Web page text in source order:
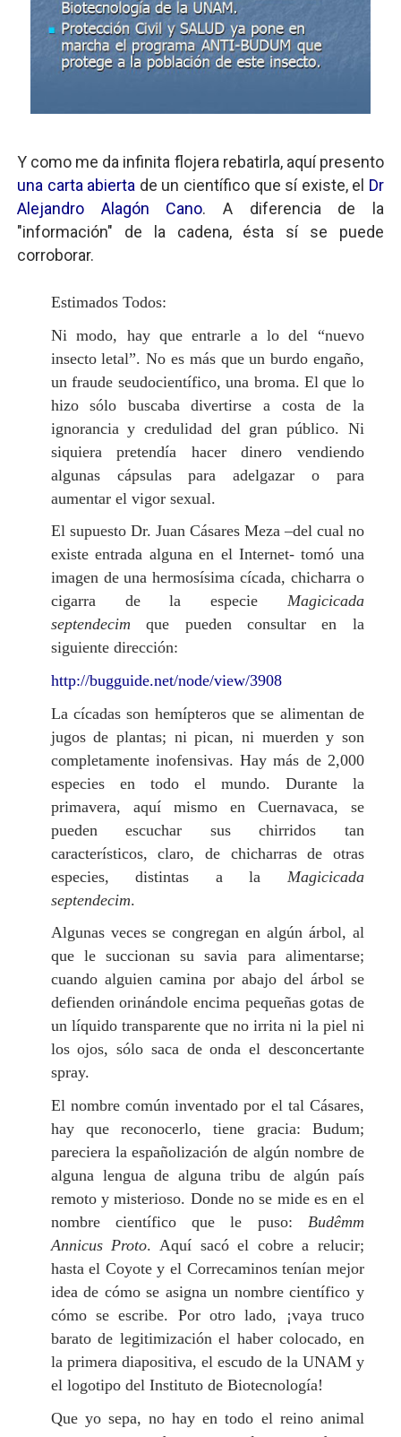
Y como me da infinita flojera rebatirla, aquí presento
una carta abierta de un científico que sí existe, el Dr
Alejandro Alagón Cano. A diferencia de la
"información" de la cadena, ésta sí se puede
corroborar.
Estimados Todos:
Ni modo, hay que entrarle a lo del “nuevo
insecto letal”. No es más que un burdo engaño,
un fraude seudocientífico, una broma. El que lo
hizo sólo buscaba divertirse a costa de la
ignorancia y credulidad del gran público. Ni
siquiera pretendía hacer dinero vendiendo
algunas cápsulas para adelgazar o para
aumentar el vigor sexual.
El supuesto Dr. Juan Cásares Meza –del cual no
existe entrada alguna en el Internet- tomó una
imagen de una hermosísima cícada, chicharra o
cigarra de la especie Magicicada
septendecim que pueden consultar en la
siguiente dirección:
http://bugguide.net/node/view/3908
La cícadas son hemípteros que se alimentan de
jugos de plantas; ni pican, ni muerden y son
completamente inofensivas. Hay más de 2,000
especies en todo el mundo. Durante la
primavera, aquí mismo en Cuernavaca, se
pueden escuchar sus chirridos tan
característicos, claro, de chicharras de otras
especies, distintas a la Magicicada
septendecim.
Algunas veces se congregan en algún árbol, al
que le succionan su savia para alimentarse;
cuando alguien camina por abajo del árbol se
defienden orinándole encima pequeñas gotas de
un líquido transparente que no irrita ni la piel ni
los ojos, sólo saca de onda el desconcertante
spray.
El nombre común inventado por el tal Cásares,
hay que reconocerlo, tiene gracia: Budum;
pareciera la españolización de algún nombre de
alguna lengua de alguna tribu de algún país
remoto y misterioso. Donde no se mide es en el
nombre científico que le puso: Budêmm
Annicus Proto. Aquí sacó el cobre a relucir;
hasta el Coyote y el Correcaminos tenían mejor
idea de cómo se asigna un nombre científico y
cómo se escribe. Por otro lado, ¡vaya truco
barato de legitimización el haber colocado, en
la primera diapositiva, el escudo de la UNAM y
el logotipo del Instituto de Biotecnología!
Que yo sepa, no hay en todo el reino animal